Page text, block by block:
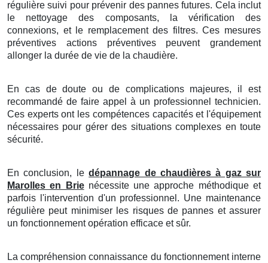
régulière suivi pour prévenir des pannes futures. Cela inclut
le nettoyage des composants, la vérification des
connexions, et le remplacement des filtres. Ces mesures
préventives actions préventives peuvent grandement
allonger la durée de vie de la chaudière.
En cas de doute ou de complications majeures, il est
recommandé de faire appel à un professionnel technicien.
Ces experts ont les compétences capacités et l'équipement
nécessaires pour gérer des situations complexes en toute
sécurité.
En conclusion, ledépannage de chaudières à gaz sur
Marolles en Brienécessite une approche méthodique et
parfois l'intervention d'un professionnel. Une maintenance
régulière peut minimiser les risques de pannes et assurer
un fonctionnement opération efficace et sûr.
La compréhension connaissance du fonctionnement interne